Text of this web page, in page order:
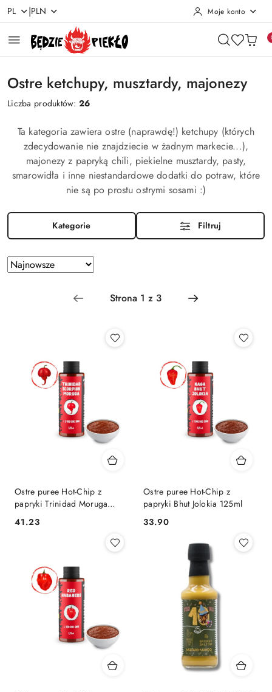
Przejdź do treści głównej
Przejdź do wyszukiwarki
Przejdź do moje konto
Przejdź do menu głównego
Przejdź do stopki
PL |PLN Moje konto
Ostre ketchupy, musztardy, majonezy
Liczba produktów:26
Ta kategoria zawiera ostre (naprawdę!) ketchupy (których
zdecydowanie nie znajdziecie w żadnym markecie...),
majonezy z papryką chili, piekielne musztardy, pasty,
smarowidła i inne niestandardowe dodatki do potraw, które
nie są po prostu ostrymi sosami :)
Kategorie Filtruj
Zastosowano
sortowanie:
Sortuj
według
Ostre puree Hot-Chip z
papryki Trinidad Moruga
Scorpion 125ml
Cena:
41.23
Ostre puree Hot-Chip z
papryki Bhut Jolokia 125ml
Cena:
33.90